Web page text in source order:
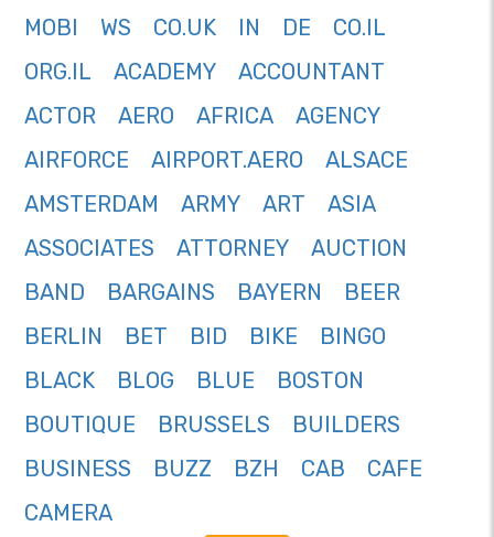
MOBI
WS CO.UK IN DE
CO.IL
ORG.IL
ACADEMY
ACCOUNTANT
ACTOR
AERO AFRICA
AGENCY
AIRFORCE
AIRPORT.AERO
ALSACE
AMSTERDAM
ARMY ART
ASIA
ASSOCIATES
ATTORNEY
AUCTION
BAND
BARGAINS BAYERN
BEER
BERLIN
BET BID BIKE
BINGO
BLACK
BLOG BLUE
BOSTON
BOUTIQUE
BRUSSELS
BUILDERS
BUSINESS
BUZZ BZH CAB
CAFE
CAMERA